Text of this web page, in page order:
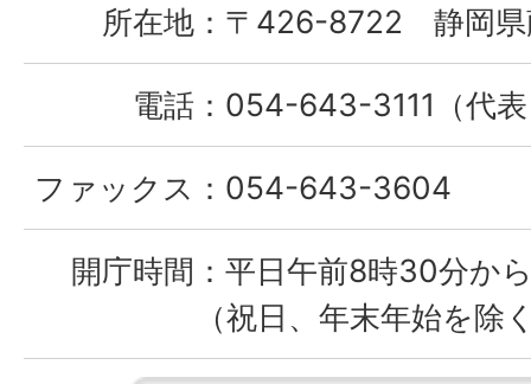
所在地： 〒426-8722 静岡県
電話： 054-643-3111（代
ファックス： 054-643-3604
開庁時間： 平日午前8時30分か
（祝日、年末年始を除